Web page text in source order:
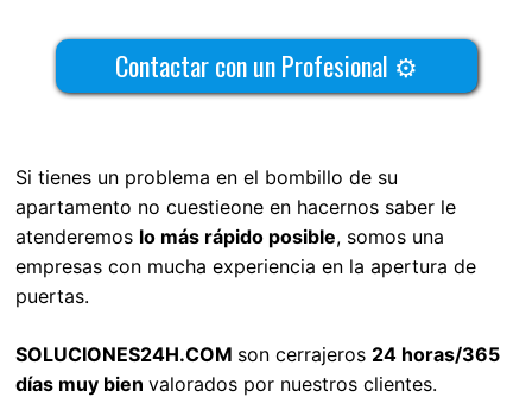
Contactar con un Profesional ⚙
Si tienes un problema en el bombillo de su
apartamento no cuestieone en hacernos saber le
atenderemos lo más rápido posible, somos una
empresas con mucha experiencia en la apertura de
puertas.
SOLUCIONES24H.COM son cerrajeros 24 horas/365
días muy bien valorados por nuestros clientes.